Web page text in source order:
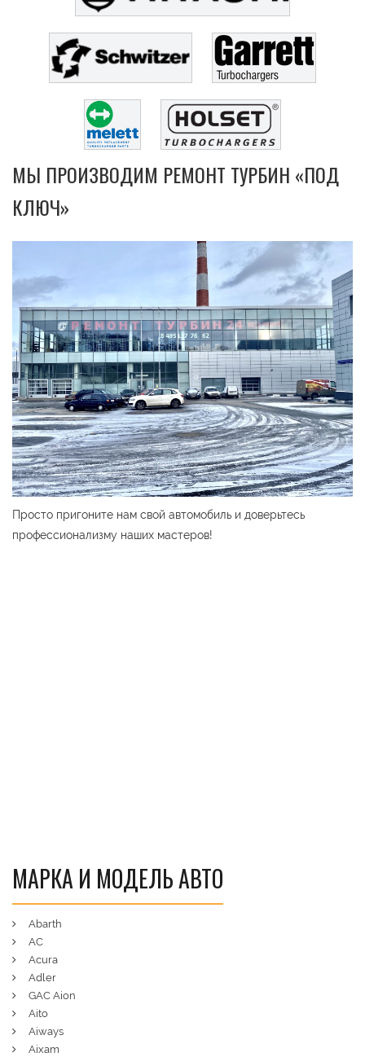
МЫ ПРОИЗВОДИМ РЕМОНТ ТУРБИН «ПОД
КЛЮЧ»
Просто пригоните нам свой автомобиль и доверьтесь
профессионализму наших мастеров!
МАРКА И МОДЕЛЬ АВТО
Abarth
AC
Acura
Adler
GAC Aion
Aito
Aiways
Aixam